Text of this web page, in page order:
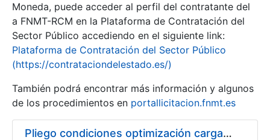
Moneda, puede acceder al perfil del contratante del
a FNMT-RCM en la Plataforma de Contratación del
Sector Público accediendo en el siguiente link:
Plataforma de Contratación del Sector Público
(https://contrataciondelestado.es/)
También podrá encontrar más información y algunos
de los procedimientos en portallicitacion.fnmt.es
Pliego condiciones optimización cargas compras firmado